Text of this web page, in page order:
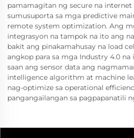
pamamagitan ng secure na internet
sumusuporta sa mga predictive
remote system optimization. Ang
integrasyon na tampok na ito ang
bakit ang pinakamahusay na load
angkop para sa mga Industry 4.0
saan ang sensor data ang
intelligence algorithm at machine
nag-optimize sa operational
pangangailangan sa pagpapanatili